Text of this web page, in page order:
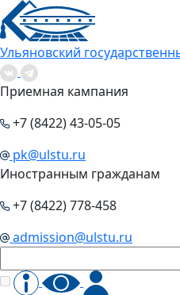
Ульяновский
Приемная кампания
+7 (8422) 43-05-05
pk@ulstu.ru
Иностранным гражданам
+7 (8422) 778-458
admission@ulstu.ru